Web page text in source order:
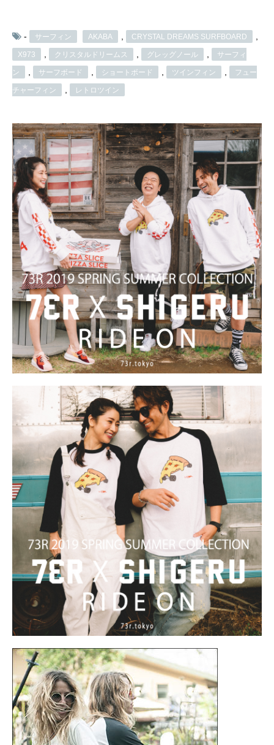
- サーフィン AKABA CRYSTAL DREAMS SURFBOARD
X973 クリスタルドリームス グレッグノール サーフィ
ン サーフボード ショートボード ツインフィン フュー
チャーフィン レトロツイン